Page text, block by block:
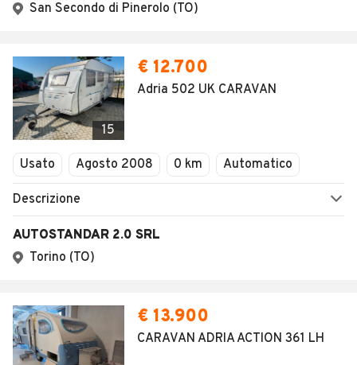
San Secondo di Pinerolo (TO)
15
€ 12.700
Adria 502 UK CARAVAN
Usato Agosto 2008 0 km Automatico
Descrizione
AUTOSTANDAR 2.0 SRL
Torino (TO)
€ 13.900
CARAVAN ADRIA ACTION 361 LH